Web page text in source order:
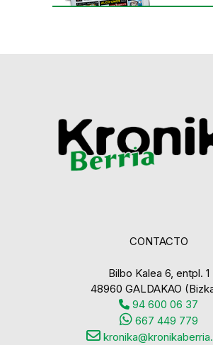
CONTACTO
Bilbo Kalea 6, entpl. 1
48960 GALDAKAO
94 600 06 37
667 449 779